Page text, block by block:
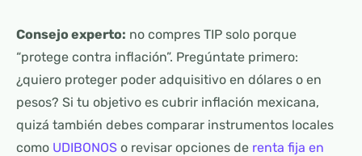
Consejo experto: no compres TIP solo porque
“protege contra inflación”. Pregúntate primero:
¿quiero proteger poder adquisitivo en dólares o en
pesos? Si tu objetivo es cubrir inflación mexicana,
quizá también debes comparar instrumentos locales
como UDIBONOS o revisar opciones de renta fija en